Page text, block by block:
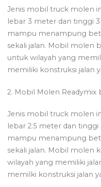
Jenis mobil truck molen
lebar 3 meter dan tinggi
mampu menampung
sekali jalan. Mobil molen
untuk wilayah yang
memiliki konstruksi jalan
2. Mobil Molen Readymix
Jenis mobil truck molen
lebar 2.5 meter dan
mampu menampung
sekali jalan. Mobil molen
wilayah yang memiliki
memilki konstruksi jalan